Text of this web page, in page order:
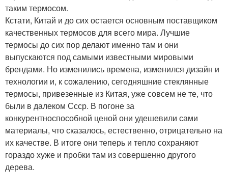
таким термосом.
Кстати, Китай и до сих остается основным поставщиком
качественных термосов для всего мира. Лучшие
термосы до сих пор делают именно там и они
выпускаются под самыми известными мировыми
брендами. Но изменились времена, изменился дизайн и
технологии и, к сожалению, сегодняшние стеклянные
термосы, привезенные из Китая, уже совсем не те, что
были в далеком Ссср. В погоне за
конкурентноспособной ценой они удешевили сами
материалы, что сказалось, естественно, отрицательно на
их качестве. В итоге они теперь и тепло сохраняют
гораздо хуже и пробки там из совершенно другого
дерева.